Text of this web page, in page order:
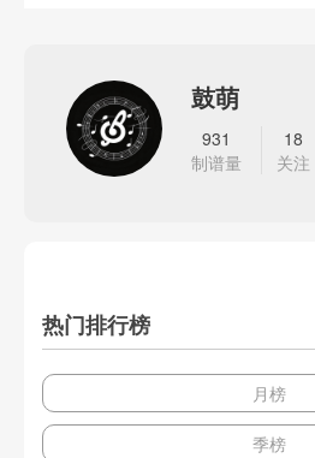
鼓萌
931
制谱量
18
关注
热门排行榜
月榜
季榜